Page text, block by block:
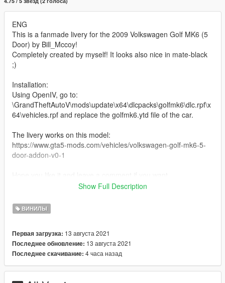
ENG
This is a fanmade livery for the 2009 Volkswagen Golf MK6 (5
Door) by Bill_Mccoy!
Completely created by myself! It looks also nice in mate-black
;)
Installation:
Using OpenIV, go to:
\GrandTheftAutoV\mods\update\x64\dlcpacks\golfmk6\dlc.rpf\x
64\vehicles.rpf and replace the golfmk6.ytd file of the car.
The livery works on this model:
https://www.gta5-mods.com/vehicles/volkswagen-golf-mk6-5-
door-addon-v0-1
You can support me via PayPal or Patreon :)
GER
Dies ist eine Lackierung für den 2009 Volkswagen Golf MK6 (5
Komplett von mir selbstgemacht! Sieht auch in Matt-Schwarz
geil aus ;)
Installation:
Show Full Description
ВИНИЛЫ
Первая загрузка: 13 августа 2021
Последнее обновление: 13 августа 2021
Последнее скачивание: 4 часа назад